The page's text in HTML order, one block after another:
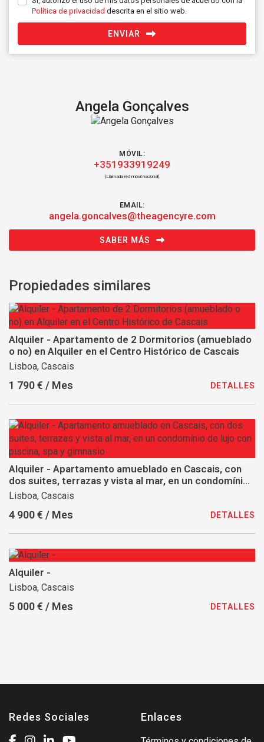
Política de privacidad descrita en el sitio web.
ENVIAR
Angela Gonçalves
MÓVIL:
+351933919249
(Llamada red móvil nacional)
EMAIL:
angela.goncalves@theagencyre.com
SABER MÁS
Propiedades similares
Alquiler - Apartamento de 2 Dormitorios (amueblado
o no) en Alquiler en el Centro Histórico de Cascais
Lisboa, Cascais
1 790 € / Mes DETALLES
Alquiler - Apartamento amueblado en Cascais, con
dos suites, terrazas y vista al mar, en un condomínio
de lujo con piscina, spa y gimnasio
Lisboa, Cascais
4 900 € / Mes DETALLES
Alquiler -
Lisboa, Cascais
5 000 € / Mes DETALLES
Redes Sociales Enlaces